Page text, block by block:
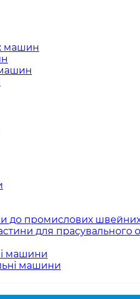
машин
до промислових
для прасувального
машини
машини